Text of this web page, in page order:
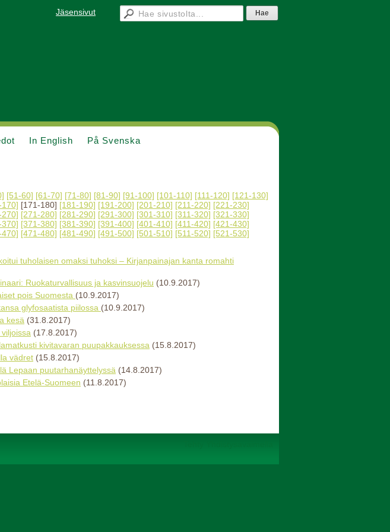
Jäsensivut
In English På Svenska
[51-60] [61-70] [71-80] [81-90] [91-100] [101-110] [111-120] [121-130]
[171-180] [181-190] [191-200] [201-210] [211-220] [221-230]
[271-280] [281-290] [291-300] [301-310] [311-320] [321-330]
[371-380] [381-390] [391-400] [401-410] [411-420] [421-430]
[471-480] [481-490] [491-500] [501-510] [511-520] [521-530]
tuholaisen omaksi tuhoksi – Kirjanpainajan kanta romahti
Ruokaturvallisuus ja kasvinsuojelu (10.9.2017)
pois Suomesta (10.9.2017)
glyfosaatista piilossa (10.9.2017)
kesä (31.8.2017)
(17.8.2017)
kivitavaran puupakkauksessa (15.8.2017)
vädret (15.8.2017)
Lepaan puutarhanäyttelyssä (14.8.2017)
Etelä-Suomeen (11.8.2017)